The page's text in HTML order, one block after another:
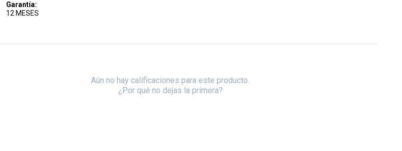
Garantía:
12 MESES
Aún no hay calificaciones para este producto.
¿Por qué no dejas la primera?